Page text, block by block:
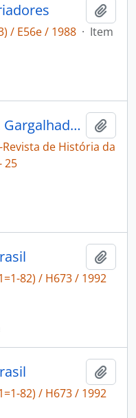
/ E56e / 1988 · Item
FLECK, Eliane Cristina D. Gargalhadas na selva [Revista de História da Biblioteca Nacional]
Revista de História da
25
82) / H673 / 1992
82) / H673 / 1992